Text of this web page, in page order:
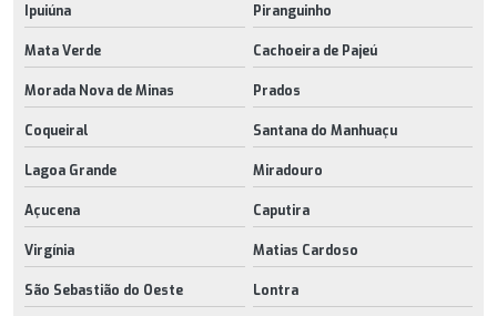
Ipuiúna Piranguinho
Mata Verde Cachoeira de Pajeú
Morada Nova de Minas Prados
Coqueiral Santana do Manhuaçu
Lagoa Grande Miradouro
Açucena Caputira
Virgínia Matias Cardoso
São Sebastião do Oeste Lontra